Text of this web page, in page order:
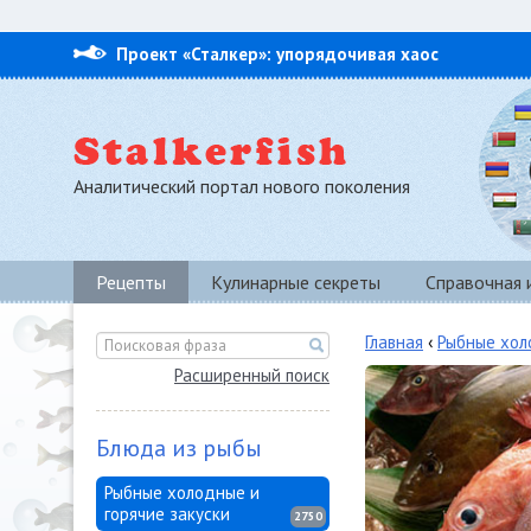
Проект «Сталкер»: упорядочивая хаос
Аналитический портал нового поколения
Рецепты Кулинарные секреты Справочная
Расширенный поиск
Блюда из рыбы
Рыбные холодные и
горячие закуски
2750
Главная ‹ Рыбные